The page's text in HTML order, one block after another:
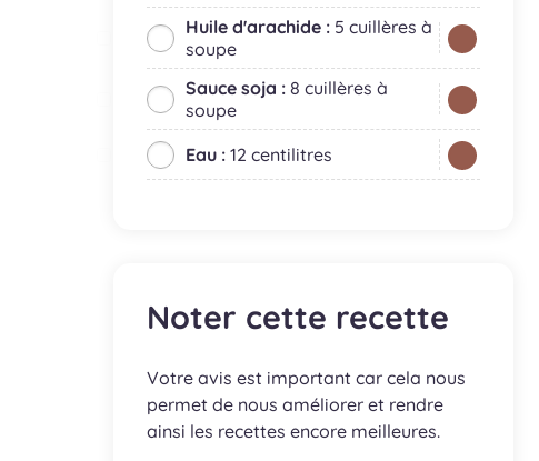
Huile d'arachide : 5 cuillères à
soupe
Sauce soja : 8 cuillères à
soupe
Eau : 12 centilitres
Noter cette recette
Votre avis est important car cela nous
permet de nous améliorer et rendre
ainsi les recettes encore meilleures.